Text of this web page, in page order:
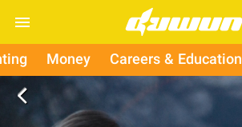
Money Careers & Education
arrow_back_ios